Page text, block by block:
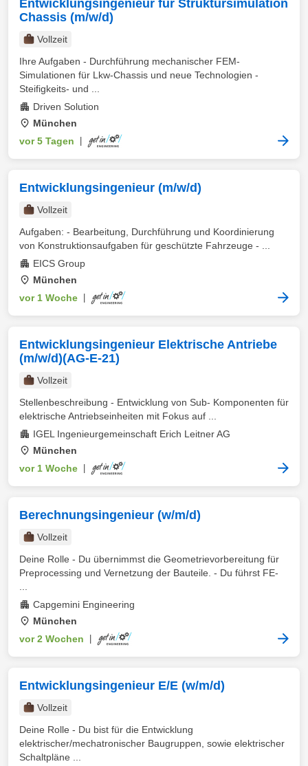
Entwicklungsingenieur für Struktursimulation
Chassis (m/w/d)
Vollzeit
Ihre Aufgaben - Durchführung mechanischer FEM-
Simulationen für Lkw-Chassis und neue Technologien -
Steifigkeits- und ...
Driven Solution
München
vor 5 Tagen
Entwicklungsingenieur (m/w/d)
Vollzeit
Aufgaben: - Bearbeitung, Durchführung und Koordinierung
von Konstruktionsaufgaben für geschützte Fahrzeuge - ...
EICS Group
München
vor 1 Woche
Entwicklungsingenieur Elektrische Antriebe
(m/w/d)(AG-E-21)
Vollzeit
Stellenbeschreibung - Entwicklung von Sub- Komponenten für
elektrische Antriebseinheiten mit Fokus auf ...
IGEL Ingenieurgemeinschaft Erich Leitner AG
München
vor 1 Woche
Berechnungsingenieur (w/m/d)
Vollzeit
Deine Rolle - Du übernimmst die Geometrievorbereitung für
Preprocessing und Vernetzung der Bauteile. - Du führst FE-
Capgemini Engineering
München
vor 2 Wochen
Entwicklungsingenieur E/E (w/m/d)
Vollzeit
Deine Rolle - Du bist für die Entwicklung
elektrischer/mechatronischer Baugruppen, sowie elektrischer
Schaltpläne ...